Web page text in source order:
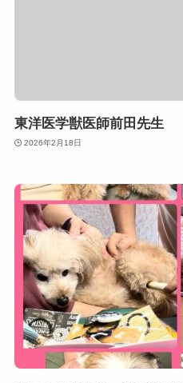
東洋医学獣医師前田先生
2026年2月18日